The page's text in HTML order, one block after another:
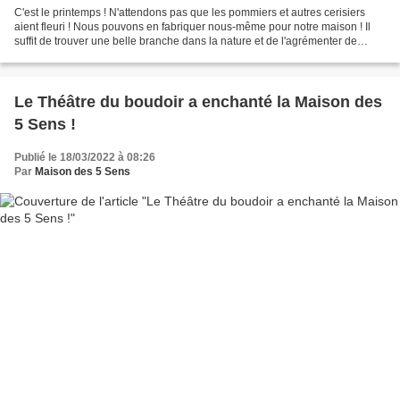
C'est le printemps ! N'attendons pas que les pommiers et autres cerisiers
aient fleuri ! Nous pouvons en fabriquer nous-même pour notre maison ! Il
suffit de trouver une belle branche dans la nature et de l'agrémenter de
Le Théâtre du boudoir a enchanté la Maison des
5 Sens !
Publié le 18/03/2022 à 08:26
Par Maison des 5 Sens